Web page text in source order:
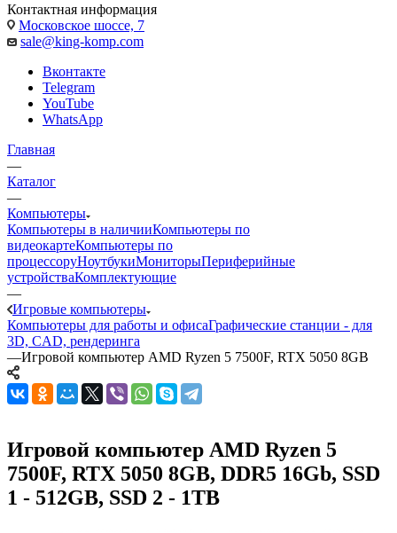
Контактная информация
Московское шоссе, 7
sale@king-komp.com
Вконтакте
Telegram
YouTube
WhatsApp
Главная
—
Каталог
—
Компьютеры
Компьютеры в наличииКомпьютеры по
видеокартеКомпьютеры по
процессоруНоутбукиМониторыПериферийные
устройстваКомплектующие
—
Игровые компьютеры
Компьютеры для работы и офисаГрафические станции - для
3D, CAD, рендеринга
—Игровой компьютер AMD Ryzen 5 7500F, RTX 5050 8GB
Игровой компьютер AMD Ryzen 5
7500F, RTX 5050 8GB, DDR5 16Gb, SSD
1 - 512GB, SSD 2 - 1TB